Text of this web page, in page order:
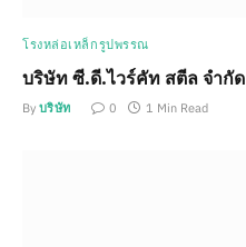
โรงหล่อเหล็กรูปพรรณ
บริษัท ซี.ดี.ไวร์คัท สตีล จำกัด
By บริษัท 0 1 Min Read